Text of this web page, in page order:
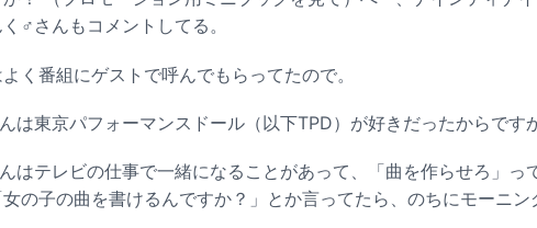
♂さんもコメントしてる。
く番組にゲストで呼んでもらってたので。
は東京パフォーマンスドール（以下TPD）が好きだったからです
はテレビの仕事で一緒になることがあって、「曲を作らせろ」っ
の子の曲を書けるんですか？」とか言ってたら、のちにモーニン